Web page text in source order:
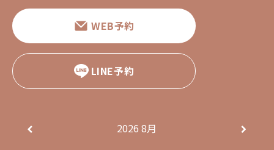
WEB予約
LINE予約
2026 8月